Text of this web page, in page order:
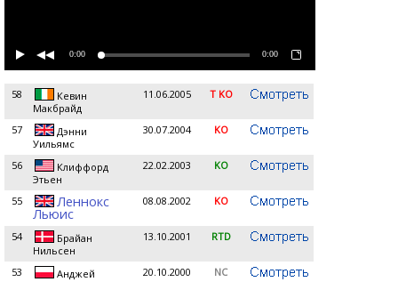
0:00 0:00
58
Кевин
Макбрайд
11.06.2005 T KO
57
Дэнни
Уильямс
30.07.2004 KO
56
Клиффорд
Этьен
22.02.2003 KO
55 Леннокс
Льюис
08.08.2002 KO
54
Брайан
Нильсен
13.10.2001 RTD
53
Анджей
20.10.2000 NC